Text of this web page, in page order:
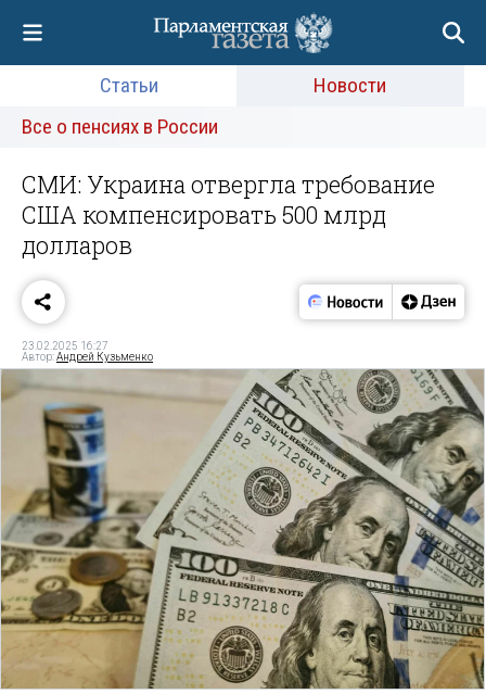
Статьи
Новости
Все о пенсиях в России
СМИ: Украина отвергла требование
США компенсировать 500 млрд
долларов
23.02.2025 16:27
Автор:Андрей Кузьменко